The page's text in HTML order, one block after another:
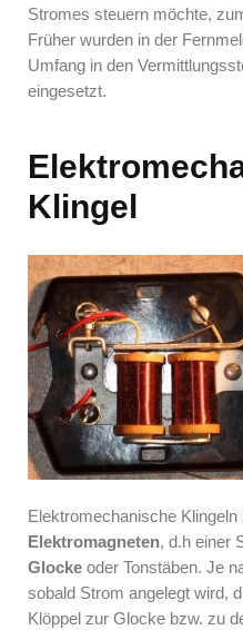
Stromes steuern möchte,
Früher wurden in der
Umfang in den
eingesetzt.
Klingel
Elektromechanische
Elektromagneten, d.h einer
Glocke oder Tonstäben. Je
sobald Strom angelegt wird,
Klöppel zur Glocke bzw. zu